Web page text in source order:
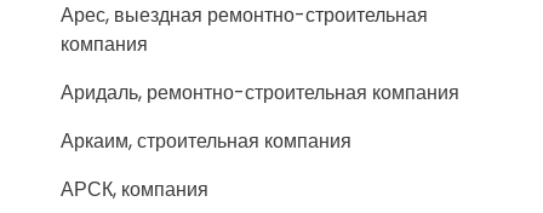
Арес, выездная ремонтно-строительная
компания
Аридаль, ремонтно-строительная компания
Аркаим, строительная компания
АРСК, компания